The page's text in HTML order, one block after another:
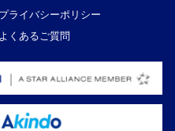
プライバシーポリシー
よくあるご質問